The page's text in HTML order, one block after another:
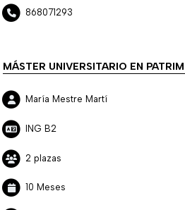
868071293
MÁSTER UNIVERSITARIO EN
María Mestre Martí
ING B2
2 plazas
10 Meses